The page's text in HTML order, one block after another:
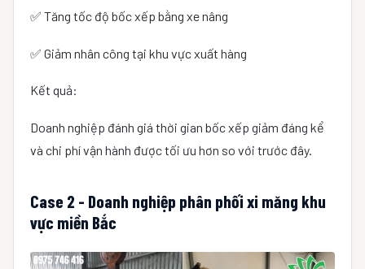
✅ Tăng tốc độ bốc xếp bằng xe nâng
✅ Giảm nhân công tại khu vực xuất hàng
Kết quả:
Doanh nghiệp đánh giá thời gian bốc xếp giảm đáng kể
và chi phí vận hành được tối ưu hơn so với trước đây.
Case 2 - Doanh nghiệp phân phối xi măng khu
vực miền Bắc